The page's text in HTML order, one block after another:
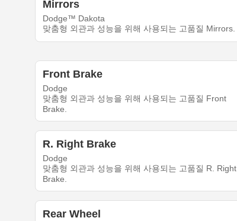
Mirrors
Dodge™ Dakota
맞춤형 외관과 성능을 위해 사용되는 고품질 Mirrors.
Front Brake
Dodge
맞춤형 외관과 성능을 위해 사용되는 고품질 Front
Brake.
R. Right Brake
Dodge
맞춤형 외관과 성능을 위해 사용되는 고품질 R. Right
Brake.
Rear Wheel